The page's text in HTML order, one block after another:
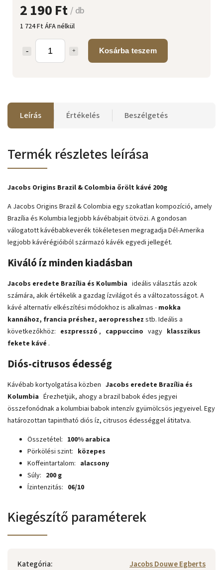
2 190 Ft/ db
1 724 Ft ÁFA nélkül
Kosárba teszem
Leírás Értékelés Beszélgetés
Termék részletes leírása
Jacobs Origins Brazil & Colombia őrölt kávé 200g
A Jacobs Origins Brazil & Colombia egy szokatlan kompozíció, amely
Brazília és Kolumbia legjobb kávébabjait ötvözi. A gondosan
válogatott kávébabkeverék tökéletesen megragadja Dél-Amerika
legjobb kávérégióiból származó kávék egyedi jellegét.
Kiváló íz minden kiadásban
Jacobs eredete Brazília és Kolumbia ideális választás azok
számára, akik értékelik a gazdag ízvilágot és a változatosságot. A
kávé alternatív elkészítési módokhoz is alkalmas - mokka
kannához, francia préshez, aeropresshez stb. Ideális a
következőkhöz: eszpresszó , cappuccino vagy klasszikus
fekete kávé .
Diós-citrusos édesség
Kávébab kortyolgatása közben Jacobs eredete Brazília és
Kolumbia Érezhetjük, ahogy a brazil babok édes jegyei
összefonódnak a kolumbiai babok intenzív gyümölcsös jegyeivel. Egy
határozottan tapintható diós íz, citrusos édességgel átitatva.
Összetétel: 100% arabica
Pörkölési szint: közepes
Koffeintartalom: alacsony
Súly: 200 g
Ízintenzitás: 06/10
Kiegészítő paraméterek
Kategória:
Jacobs Douwe Egberts